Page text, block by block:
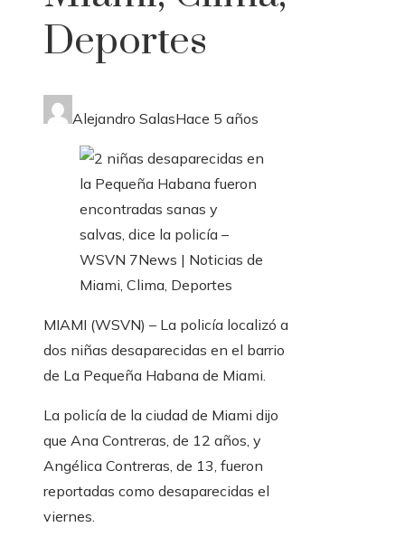
Deportes
Alejandro SalasHace 5 años
MIAMI (WSVN) – La policía localizó a
dos niñas desaparecidas en el barrio
de La Pequeña Habana de Miami.
La policía de la ciudad de Miami dijo
que Ana Contreras, de 12 años, y
Angélica Contreras, de 13, fueron
reportadas como desaparecidas el
viernes.